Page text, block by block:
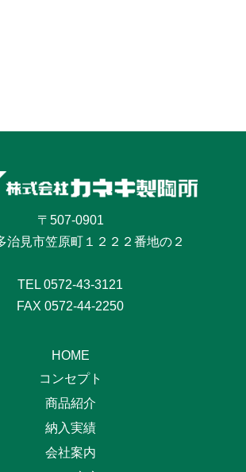
〒507-0901
治見市笠原町１２２２番地の２
TEL 0572-43-3121
FAX 0572-44-2250
HOME
コンセプト
商品紹介
納入実績
会社案内